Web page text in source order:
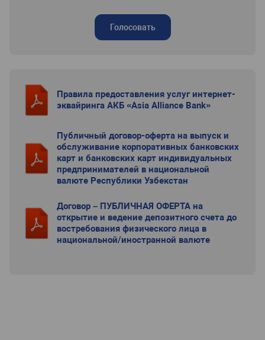
Голосовать
Правила предоставления услуг интернет-
эквайринга АКБ «Asia Alliance Bank»
Публичный договор-оферта на выпуск и
обслуживание корпоративных банковских
карт и банковских карт индивидуальных
предпринимателей в национальной
валюте Республики Узбекстан
Договор – ПУБЛИЧНАЯ ОФЕРТА на
открытие и ведение депозитного счета до
востребования физического лица в
национальной/иностранной валюте